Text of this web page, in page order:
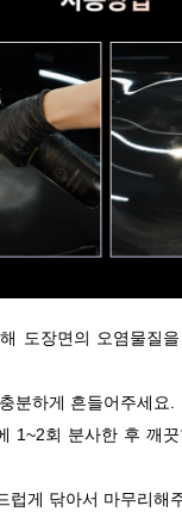
도장면의 오염물질
분하게 흔들어주세요.
1~2회 분사한 후 깨끗
게 닦아서 마무리해